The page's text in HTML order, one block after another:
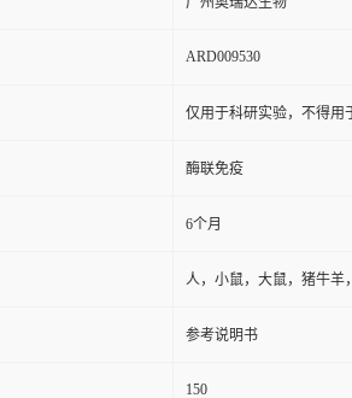
广州
2-8℃防潮避光
广州奥瑞达生物
ARD009530
仅用于科研实验，不得用
酶联免疫